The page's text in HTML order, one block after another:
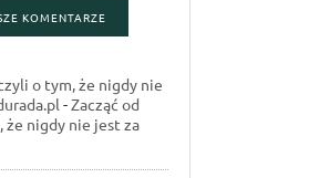
KOMENTARZE
o tym, że nigdy nie
-Zacząć od
że nigdy nie jest za